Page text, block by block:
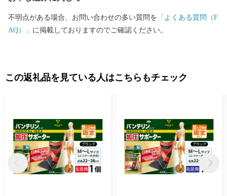
不明点がある場合、お問い合わせの多い質問を 「よくある質問（F
AQ）」 に掲載しておりますのでご確認ください。
この返礼品を見ている人はこちらもチェック